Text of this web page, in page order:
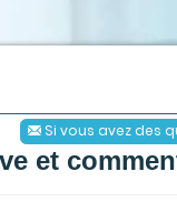
Si vous avez des
et